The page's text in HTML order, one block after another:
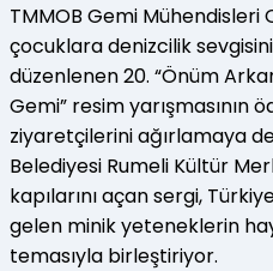
TMMOB Gemi Mühendisleri
çocuklara denizcilik
düzenlenen 20. “Önüm
Gemi” resim yarışmasının
ziyaretçilerini ağırlamaya
Belediyesi Rumeli Kültür
kapılarını açan sergi,
gelen minik yeteneklerin
temasıyla birleştiriyor.